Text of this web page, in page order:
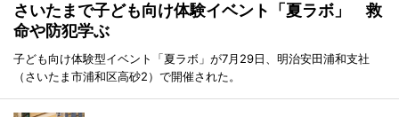
さいたまで子ども向け体験イベント「夏ラボ」 救
命や防犯学ぶ
子ども向け体験型イベント「夏ラボ」が7月29日、明治安田浦和支社
（さいたま市浦和区高砂2）で開催された。